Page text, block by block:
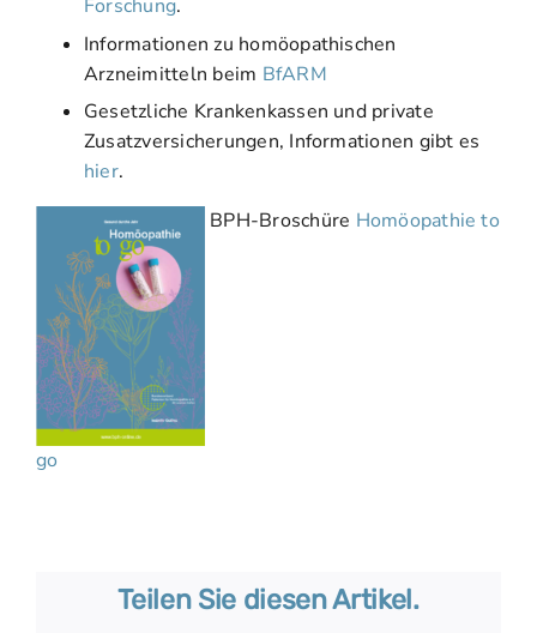
Forschung.
Informationen zu homöopathischen
Arzneimitteln beim BfARM
Gesetzliche Krankenkassen und private
Zusatzversicherungen, Informationen gibt es
hier.
BPH-Broschüre Homöopathie to
go
Teilen Sie diesen Artikel.